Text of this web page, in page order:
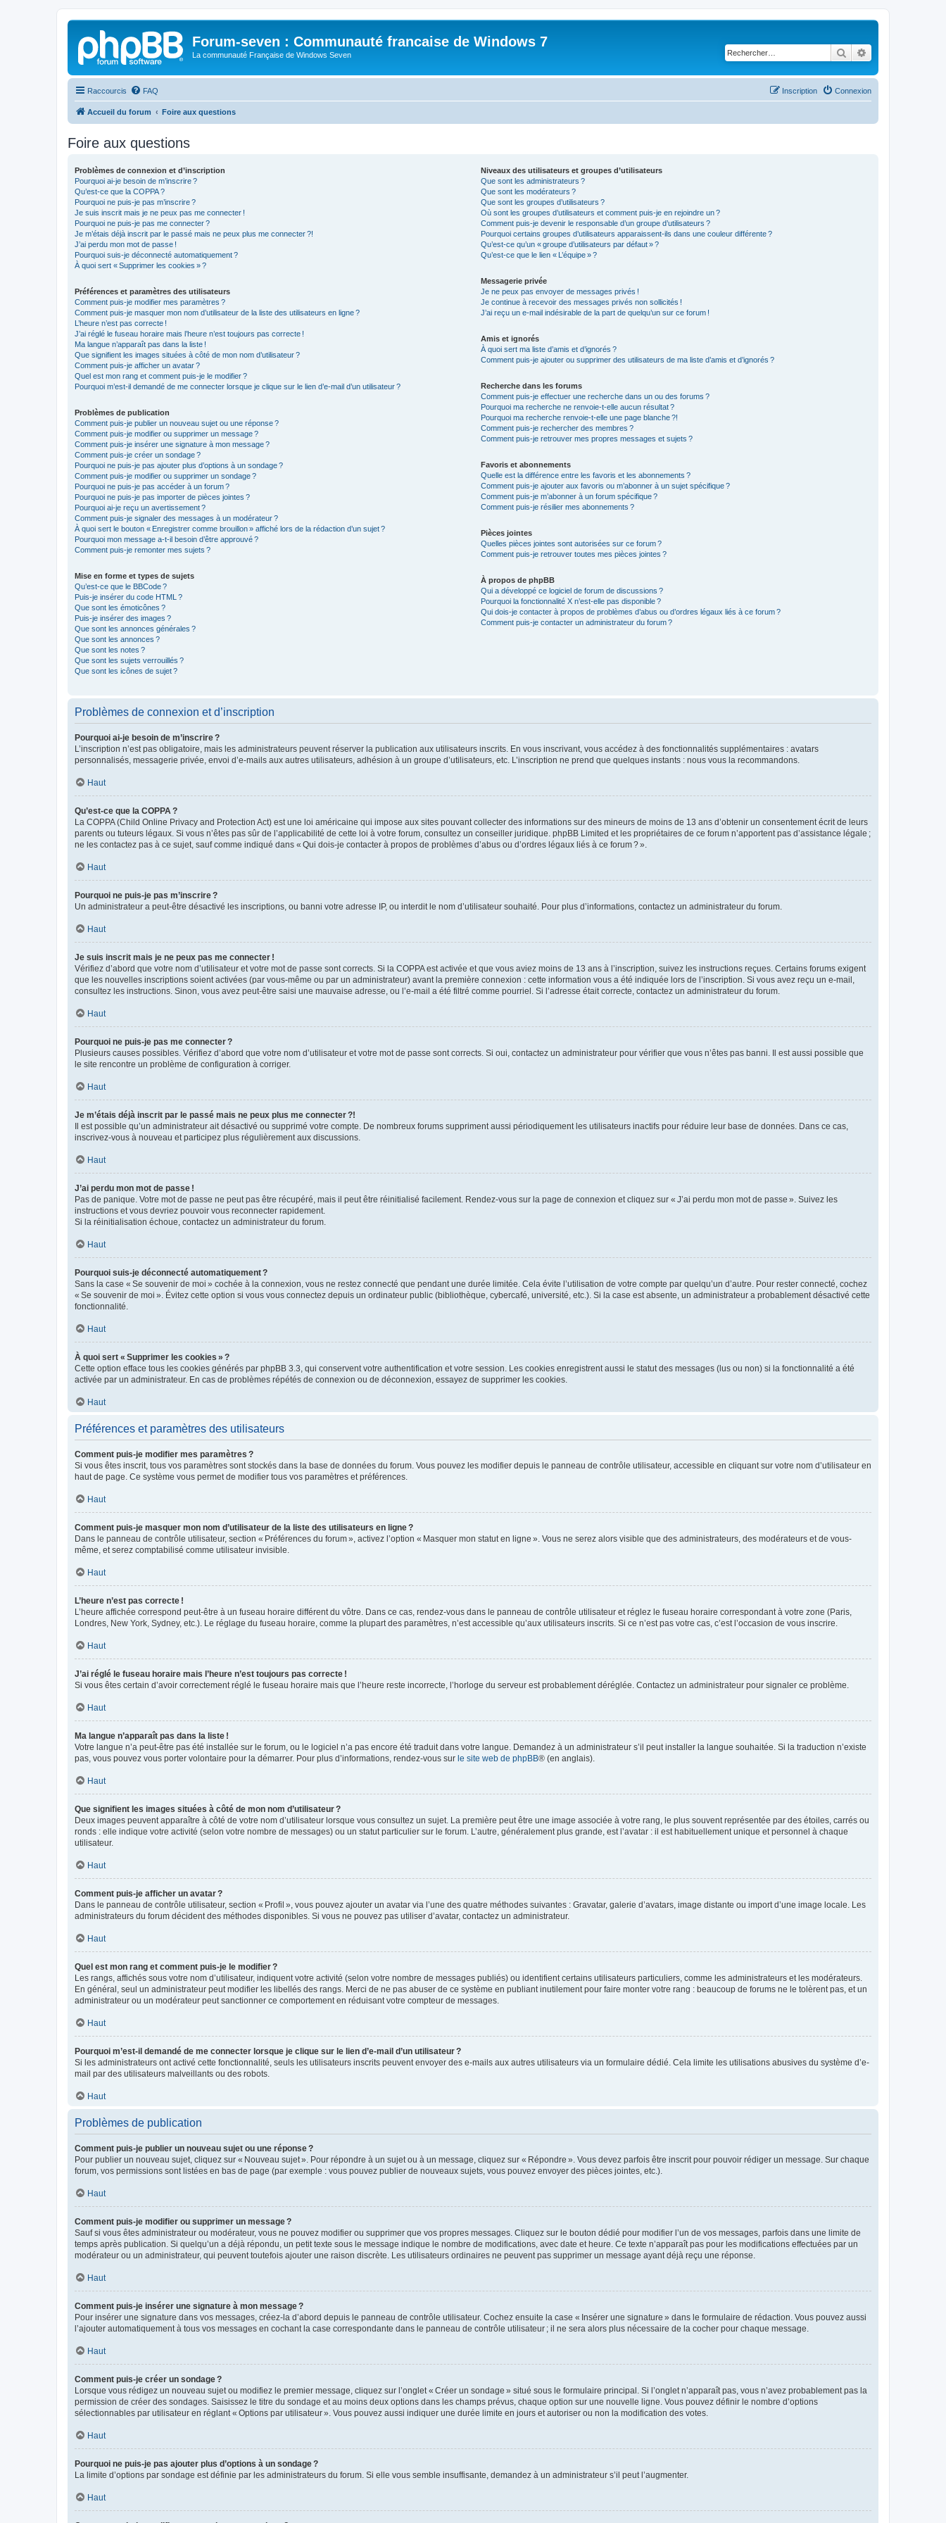
Forum-seven : Communauté francaise de Windows 7
La communauté Française de Windows Seven Rechercher
Raccourcis FAQ Connexion
Inscription
Accueil du forum Foire aux questions
Foire aux questions
Problèmes de connexion et d’inscription
Pourquoi ai-je besoin de m’inscrire ?
Qu’est-ce que la COPPA ?
Pourquoi ne puis-je pas m’inscrire ?
Je suis inscrit mais je ne peux pas me connecter !
Pourquoi ne puis-je pas me connecter ?
Je m’étais déjà inscrit par le passé mais ne peux plus me connecter ?!
J’ai perdu mon mot de passe !
Pourquoi suis-je déconnecté automatiquement ?
À quoi sert « Supprimer les cookies » ?
Préférences et paramètres des utilisateurs
Comment puis-je modifier mes paramètres ?
Comment puis-je masquer mon nom d’utilisateur de la liste des utilisateurs en ligne ?
L’heure n’est pas correcte !
J’ai réglé le fuseau horaire mais l’heure n’est toujours pas correcte !
Ma langue n’apparaît pas dans la liste !
Que signifient les images situées à côté de mon nom d’utilisateur ?
Comment puis-je afficher un avatar ?
Quel est mon rang et comment puis-je le modifier ?
Pourquoi m’est-il demandé de me connecter lorsque je clique sur le lien d’e-mail d’un utilisateur ?
Problèmes de publication
Comment puis-je publier un nouveau sujet ou une réponse ?
Comment puis-je modifier ou supprimer un message ?
Comment puis-je insérer une signature à mon message ?
Comment puis-je créer un sondage ?
Pourquoi ne puis-je pas ajouter plus d’options à un sondage ?
Comment puis-je modifier ou supprimer un sondage ?
Pourquoi ne puis-je pas accéder à un forum ?
Pourquoi ne puis-je pas importer de pièces jointes ?
Pourquoi ai-je reçu un avertissement ?
Comment puis-je signaler des messages à un modérateur ?
À quoi sert le bouton « Enregistrer comme brouillon » affiché lors de la rédaction d’un sujet ?
Pourquoi mon message a-t-il besoin d’être approuvé ?
Comment puis-je remonter mes sujets ?
Mise en forme et types de sujets
Qu’est-ce que le BBCode ?
Puis-je insérer du code HTML ?
Que sont les émoticônes ?
Puis-je insérer des images ?
Que sont les annonces générales ?
Que sont les annonces ?
Que sont les notes ?
Que sont les sujets verrouillés ?
Que sont les icônes de sujet ?
Niveaux des utilisateurs et groupes d’utilisateurs
Que sont les administrateurs ?
Que sont les modérateurs ?
Que sont les groupes d’utilisateurs ?
Où sont les groupes d’utilisateurs et comment puis-je en rejoindre un ?
Comment puis-je devenir le responsable d’un groupe d’utilisateurs ?
Pourquoi certains groupes d’utilisateurs apparaissent-ils dans une couleur différente ?
Qu’est-ce qu’un « groupe d’utilisateurs par défaut » ?
Qu’est-ce que le lien « L’équipe » ?
Messagerie privée
Je ne peux pas envoyer de messages privés !
Je continue à recevoir des messages privés non sollicités !
J’ai reçu un e-mail indésirable de la part de quelqu’un sur ce forum !
Amis et ignorés
À quoi sert ma liste d’amis et d’ignorés ?
Comment puis-je ajouter ou supprimer des utilisateurs de ma liste d’amis et d’ignorés ?
Recherche dans les forums
Comment puis-je effectuer une recherche dans un ou des forums ?
Pourquoi ma recherche ne renvoie-t-elle aucun résultat ?
Pourquoi ma recherche renvoie-t-elle une page blanche ?!
Comment puis-je rechercher des membres ?
Comment puis-je retrouver mes propres messages et sujets ?
Favoris et abonnements
Quelle est la différence entre les favoris et les abonnements ?
Comment puis-je ajouter aux favoris ou m’abonner à un sujet spécifique ?
Comment puis-je m’abonner à un forum spécifique ?
Comment puis-je résilier mes abonnements ?
Pièces jointes
Quelles pièces jointes sont autorisées sur ce forum ?
Comment puis-je retrouver toutes mes pièces jointes ?
À propos de phpBB
Qui a développé ce logiciel de forum de discussions ?
Pourquoi la fonctionnalité X n’est-elle pas disponible ?
Qui dois-je contacter à propos de problèmes d’abus ou d’ordres légaux liés à ce forum ?
Comment puis-je contacter un administrateur du forum ?
Problèmes de connexion et d’inscription
Pourquoi ai-je besoin de m’inscrire ?
L’inscription n’est pas obligatoire, mais les administrateurs peuvent réserver la publication aux utilisateurs inscrits. En vous inscrivant, vous accédez à des fonctionnalités supplémentaires : avatars
personnalisés, messagerie privée, envoi d’e-mails aux autres utilisateurs, adhésion à un groupe d’utilisateurs, etc. L’inscription ne prend que quelques instants : nous vous la recommandons.
Haut
Qu’est-ce que la COPPA ?
La COPPA (Child Online Privacy and Protection Act) est une loi américaine qui impose aux sites pouvant collecter des informations sur des mineurs de moins de 13 ans d’obtenir un consentement écrit de leurs
parents ou tuteurs légaux. Si vous n’êtes pas sûr de l’applicabilité de cette loi à votre forum, consultez un conseiller juridique. phpBB Limited et les propriétaires de ce forum n’apportent pas d’assistance légale ;
ne les contactez pas à ce sujet, sauf comme indiqué dans « Qui dois-je contacter à propos de problèmes d’abus ou d’ordres légaux liés à ce forum ? ».
Haut
Pourquoi ne puis-je pas m’inscrire ?
Un administrateur a peut-être désactivé les inscriptions, ou banni votre adresse IP, ou interdit le nom d’utilisateur souhaité. Pour plus d’informations, contactez un administrateur du forum.
Haut
Je suis inscrit mais je ne peux pas me connecter !
Vérifiez d’abord que votre nom d’utilisateur et votre mot de passe sont corrects. Si la COPPA est activée et que vous aviez moins de 13 ans à l’inscription, suivez les instructions reçues. Certains forums exigent
que les nouvelles inscriptions soient activées (par vous-même ou par un administrateur) avant la première connexion : cette information vous a été indiquée lors de l’inscription. Si vous avez reçu un e-mail,
consultez les instructions. Sinon, vous avez peut-être saisi une mauvaise adresse, ou l’e-mail a été filtré comme pourriel. Si l’adresse était correcte, contactez un administrateur du forum.
Haut
Pourquoi ne puis-je pas me connecter ?
Plusieurs causes possibles. Vérifiez d’abord que votre nom d’utilisateur et votre mot de passe sont corrects. Si oui, contactez un administrateur pour vérifier que vous n’êtes pas banni. Il est aussi possible que
le site rencontre un problème de configuration à corriger.
Haut
Je m’étais déjà inscrit par le passé mais ne peux plus me connecter ?!
Il est possible qu’un administrateur ait désactivé ou supprimé votre compte. De nombreux forums suppriment aussi périodiquement les utilisateurs inactifs pour réduire leur base de données. Dans ce cas,
inscrivez-vous à nouveau et participez plus régulièrement aux discussions.
Haut
J’ai perdu mon mot de passe !
Pas de panique. Votre mot de passe ne peut pas être récupéré, mais il peut être réinitialisé facilement. Rendez-vous sur la page de connexion et cliquez sur « J’ai perdu mon mot de passe ». Suivez les
instructions et vous devriez pouvoir vous reconnecter rapidement.
Si la réinitialisation échoue, contactez un administrateur du forum.
Haut
Pourquoi suis-je déconnecté automatiquement ?
Sans la case « Se souvenir de moi » cochée à la connexion, vous ne restez connecté que pendant une durée limitée. Cela évite l’utilisation de votre compte par quelqu’un d’autre. Pour rester connecté, cochez
« Se souvenir de moi ». Évitez cette option si vous vous connectez depuis un ordinateur public (bibliothèque, cybercafé, université, etc.). Si la case est absente, un administrateur a probablement désactivé cette
fonctionnalité.
Haut
À quoi sert « Supprimer les cookies » ?
Cette option efface tous les cookies générés par phpBB 3.3, qui conservent votre authentification et votre session. Les cookies enregistrent aussi le statut des messages (lus ou non) si la fonctionnalité a été
activée par un administrateur. En cas de problèmes répétés de connexion ou de déconnexion, essayez de supprimer les cookies.
Haut
Préférences et paramètres des utilisateurs
Comment puis-je modifier mes paramètres ?
Si vous êtes inscrit, tous vos paramètres sont stockés dans la base de données du forum. Vous pouvez les modifier depuis le panneau de contrôle utilisateur, accessible en cliquant sur votre nom d’utilisateur en
haut de page. Ce système vous permet de modifier tous vos paramètres et préférences.
Haut
Comment puis-je masquer mon nom d’utilisateur de la liste des utilisateurs en ligne ?
Dans le panneau de contrôle utilisateur, section « Préférences du forum », activez l’option « Masquer mon statut en ligne ». Vous ne serez alors visible que des administrateurs, des modérateurs et de vous-
même, et serez comptabilisé comme utilisateur invisible.
Haut
L’heure n’est pas correcte !
L’heure affichée correspond peut-être à un fuseau horaire différent du vôtre. Dans ce cas, rendez-vous dans le panneau de contrôle utilisateur et réglez le fuseau horaire correspondant à votre zone (Paris,
Londres, New York, Sydney, etc.). Le réglage du fuseau horaire, comme la plupart des paramètres, n’est accessible qu’aux utilisateurs inscrits. Si ce n’est pas votre cas, c’est l’occasion de vous inscrire.
Haut
J’ai réglé le fuseau horaire mais l’heure n’est toujours pas correcte !
Si vous êtes certain d’avoir correctement réglé le fuseau horaire mais que l’heure reste incorrecte, l’horloge du serveur est probablement déréglée. Contactez un administrateur pour signaler ce problème.
Haut
Ma langue n’apparaît pas dans la liste !
Votre langue n’a peut-être pas été installée sur le forum, ou le logiciel n’a pas encore été traduit dans votre langue. Demandez à un administrateur s’il peut installer la langue souhaitée. Si la traduction n’existe
pas, vous pouvez vous porter volontaire pour la démarrer. Pour plus d’informations, rendez-vous sur le site web de phpBB® (en anglais).
Haut
Que signifient les images situées à côté de mon nom d’utilisateur ?
Deux images peuvent apparaître à côté de votre nom d’utilisateur lorsque vous consultez un sujet. La première peut être une image associée à votre rang, le plus souvent représentée par des étoiles, carrés ou
ronds : elle indique votre activité (selon votre nombre de messages) ou un statut particulier sur le forum. L’autre, généralement plus grande, est l’avatar : il est habituellement unique et personnel à chaque
utilisateur.
Haut
Comment puis-je afficher un avatar ?
Dans le panneau de contrôle utilisateur, section « Profil », vous pouvez ajouter un avatar via l’une des quatre méthodes suivantes : Gravatar, galerie d’avatars, image distante ou import d’une image locale. Les
administrateurs du forum décident des méthodes disponibles. Si vous ne pouvez pas utiliser d’avatar, contactez un administrateur.
Haut
Quel est mon rang et comment puis-je le modifier ?
Les rangs, affichés sous votre nom d’utilisateur, indiquent votre activité (selon votre nombre de messages publiés) ou identifient certains utilisateurs particuliers, comme les administrateurs et les modérateurs.
En général, seul un administrateur peut modifier les libellés des rangs. Merci de ne pas abuser de ce système en publiant inutilement pour faire monter votre rang : beaucoup de forums ne le tolèrent pas, et un
administrateur ou un modérateur peut sanctionner ce comportement en réduisant votre compteur de messages.
Haut
Pourquoi m’est-il demandé de me connecter lorsque je clique sur le lien d’e-mail d’un utilisateur ?
Si les administrateurs ont activé cette fonctionnalité, seuls les utilisateurs inscrits peuvent envoyer des e-mails aux autres utilisateurs via un formulaire dédié. Cela limite les utilisations abusives du système d’e-
mail par des utilisateurs malveillants ou des robots.
Haut
Problèmes de publication
Comment puis-je publier un nouveau sujet ou une réponse ?
Pour publier un nouveau sujet, cliquez sur « Nouveau sujet ». Pour répondre à un sujet ou à un message, cliquez sur « Répondre ». Vous devez parfois être inscrit pour pouvoir rédiger un message. Sur chaque
forum, vos permissions sont listées en bas de page (par exemple : vous pouvez publier de nouveaux sujets, vous pouvez envoyer des pièces jointes, etc.).
Haut
Comment puis-je modifier ou supprimer un message ?
Sauf si vous êtes administrateur ou modérateur, vous ne pouvez modifier ou supprimer que vos propres messages. Cliquez sur le bouton dédié pour modifier l’un de vos messages, parfois dans une limite de
temps après publication. Si quelqu’un a déjà répondu, un petit texte sous le message indique le nombre de modifications, avec date et heure. Ce texte n’apparaît pas pour les modifications effectuées par un
modérateur ou un administrateur, qui peuvent toutefois ajouter une raison discrète. Les utilisateurs ordinaires ne peuvent pas supprimer un message ayant déjà reçu une réponse.
Haut
Comment puis-je insérer une signature à mon message ?
Pour insérer une signature dans vos messages, créez-la d’abord depuis le panneau de contrôle utilisateur. Cochez ensuite la case « Insérer une signature » dans le formulaire de rédaction. Vous pouvez aussi
l’ajouter automatiquement à tous vos messages en cochant la case correspondante dans le panneau de contrôle utilisateur ; il ne sera alors plus nécessaire de la cocher pour chaque message.
Haut
Comment puis-je créer un sondage ?
Lorsque vous rédigez un nouveau sujet ou modifiez le premier message, cliquez sur l’onglet « Créer un sondage » situé sous le formulaire principal. Si l’onglet n’apparaît pas, vous n’avez probablement pas la
permission de créer des sondages. Saisissez le titre du sondage et au moins deux options dans les champs prévus, chaque option sur une nouvelle ligne. Vous pouvez définir le nombre d’options
sélectionnables par utilisateur en réglant « Options par utilisateur ». Vous pouvez aussi indiquer une durée limite en jours et autoriser ou non la modification des votes.
Haut
Pourquoi ne puis-je pas ajouter plus d’options à un sondage ?
La limite d’options par sondage est définie par les administrateurs du forum. Si elle vous semble insuffisante, demandez à un administrateur s’il peut l’augmenter.
Haut